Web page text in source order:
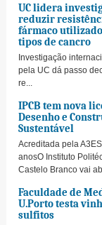
UC lidera
reduzir
fármaco
tipos de cancro
Investigação
pela UC dá passo
re...
IPCB tem nova
Desenho e
Sustentável
Acreditada pela
anosO Instituto
Castelo Branco vai
Faculdade de
U.Porto testa
sulfitos